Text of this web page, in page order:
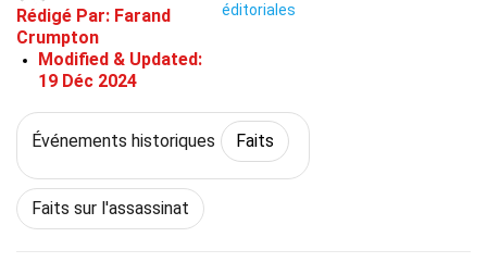
Rédigé Par: Farand
Crumpton
Modified & Updated:
19 Déc 2024
éditoriales
Événements historiques Faits
Faits sur l'assassinat